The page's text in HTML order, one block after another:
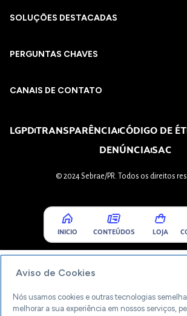
SOLUÇÕES DESTACADAS
PERGUNTAS CHAVES​
CANAIS DE CONTATO
LGPDTRANSPARÊNCIACÓDIGO DE
DENÚNCIASAC
© 2024 Sebrae/PR. Todos os direitos
INICIO CONTEÚDOS LOJA
Aviso de Cookies
Nós usamos cookies e outras tecnologias
melhorar a sua experiência em nossos serviços,